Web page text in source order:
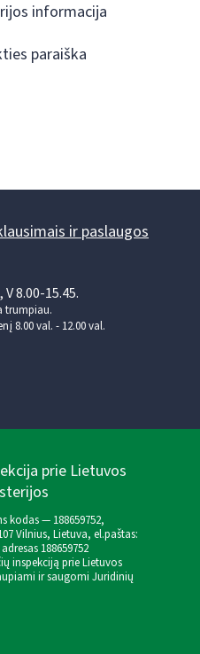
informacija
paraiška
ir paslaugos
8.00-15.45.
trumpiau.
8.00 val. - 12.00 val.
prie Lietuvos
kodas — 188659752,
Vilnius, Lietuva, el.paštas:
188659752
inspekciją prie Lietuvos
ir saugomi Juridinių